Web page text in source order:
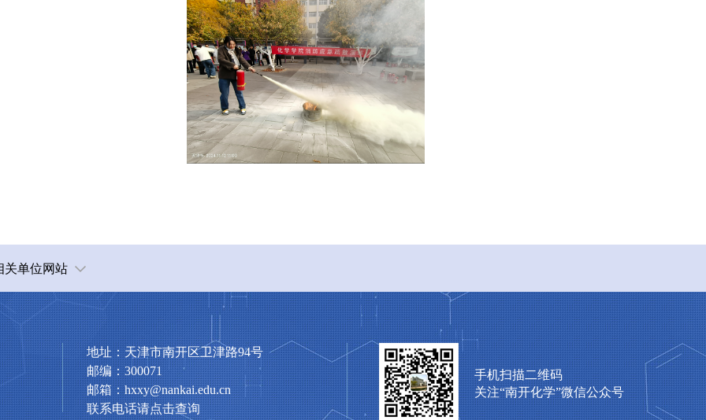
关单位网站
地址：天津市南开区卫津路94号
邮编：300071
邮箱：hxxy@nankai.edu.cn
联系电话请点击查询
手机扫描二维码
关注“南开化学”微信公众号